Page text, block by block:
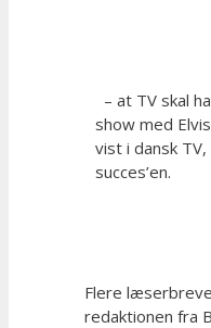
– at TV skal
show med
vist i dansk
succes’en.
Flere
redaktionen fra